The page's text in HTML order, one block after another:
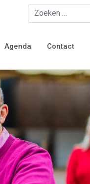
Agenda Contact